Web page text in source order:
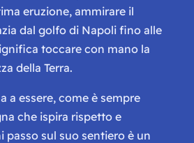
eruzione, ammirare il
dal golfo di Napoli fino alle
toccare con mano la
della Terra.
a essere, come è sempre
che ispira rispetto e
passo sul suo sentiero è un